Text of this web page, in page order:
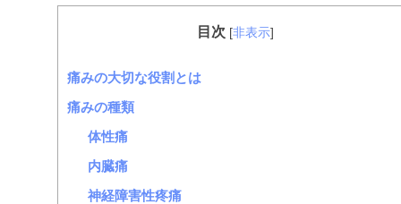
目次 [非表示]
痛みの大切な役割とは
痛みの種類
体性痛
内臓痛
神経障害性疼痛